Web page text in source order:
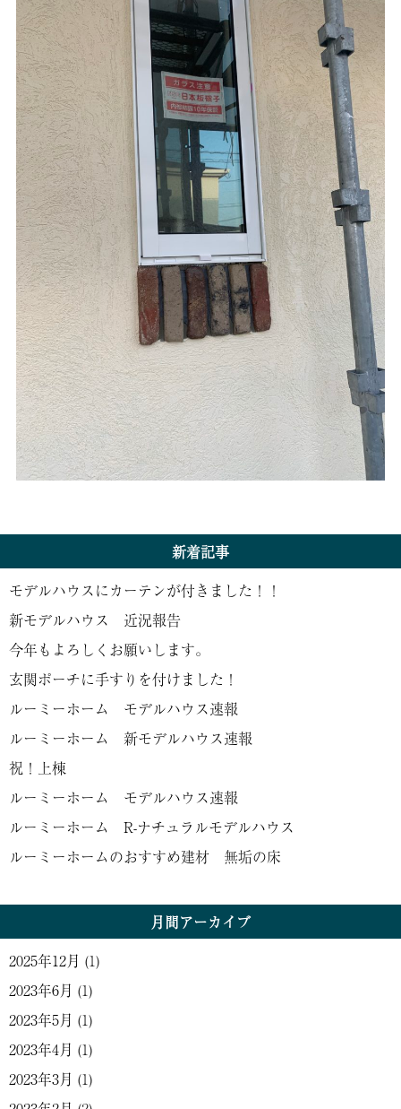
新着記事
モデルハウスにカーテンが付きました！！
新モデルハウス 近況報告
今年もよろしくお願いします。
玄関ポーチに手すりを付けました！
ルーミーホーム モデルハウス速報
ルーミーホーム 新モデルハウス速報
祝！上棟
ルーミーホーム モデルハウス速報
ルーミーホーム R-ナチュラルモデルハウス
ルーミーホームのおすすめ建材 無垢の床
月間アーカイブ
2025年12月 (1)
2023年6月 (1)
2023年5月 (1)
2023年4月 (1)
2023年3月 (1)